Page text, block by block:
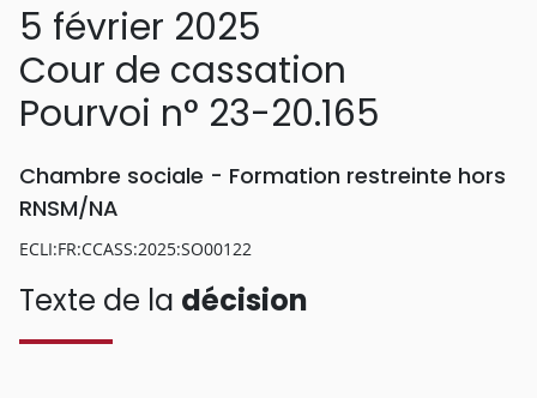
5 février 2025
Cour de cassation
Pourvoi n° 23-20.165
Chambre sociale - Formation restreinte hors
RNSM/NA
ECLI:FR:CCASS:2025:SO00122
Texte de la décision